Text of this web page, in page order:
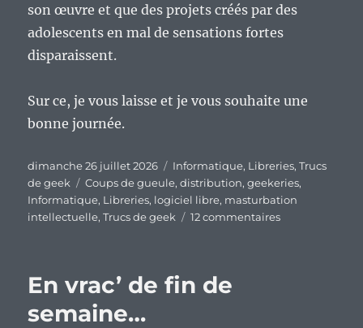
son œuvre et que des projets créés par des
adolescents en mal de sensations fortes
disparaissent.
Sur ce, je vous laisse et je vous souhaite une
bonne journée.
Publié
le
dimanche 26 juillet 2026 Catégories
Informatique, Libreries,Trucs
de geek
Étiquettes
Coups de gueule,distribution,geekeries,
Informatique, Libreries, logiciel libre, masturbation
intellectuelle,Trucs de geek 12 commentairessur
En vrac’ de fin de
semaine…